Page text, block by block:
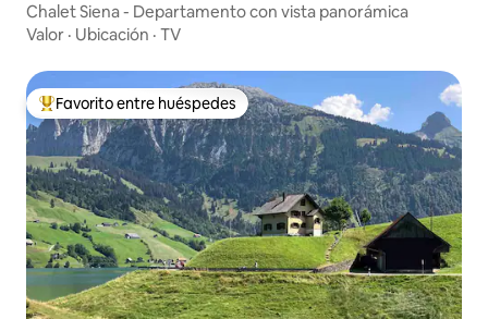
Chalet Siena - Departamento con vista panorámica
Valor · Ubicación · TV
Favorito entre los huéspedes más destacados
Favorito entre huéspedes